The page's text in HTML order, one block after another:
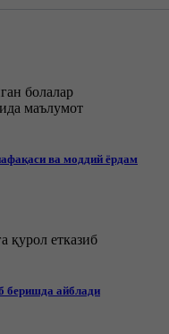
ва моддий ёрдам
беришда айблади